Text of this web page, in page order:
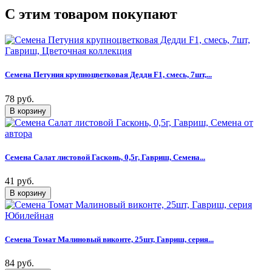
C этим товаром покупают
Семена Петуния крупноцветковая Дедди F1, смесь, 7шт,...
78 руб.
Семена Салат листовой Гасконь, 0,5г, Гавриш, Семена...
41 руб.
Семена Томат Малиновый виконте, 25шт, Гавриш, серия...
84 руб.